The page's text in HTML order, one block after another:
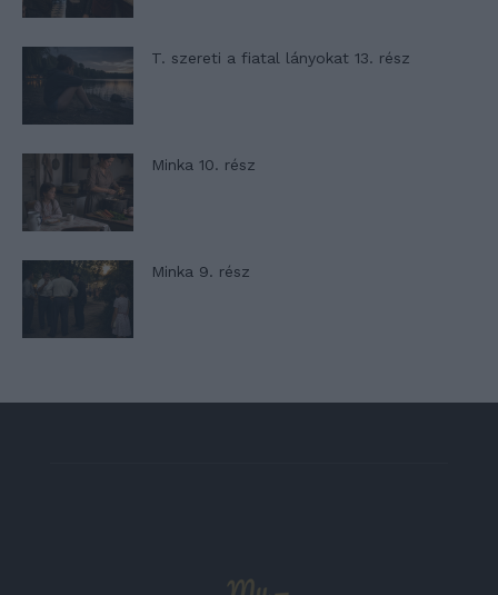
T. szereti a fiatal lányokat 13. rész
Minka 10. rész
Minka 9. rész